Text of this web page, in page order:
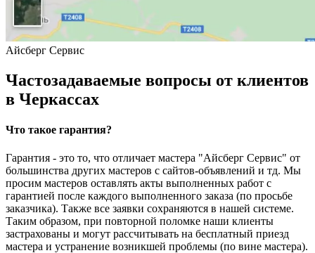
Айсберг Сервис
Частозадаваемые вопросы от клиентов
в Черкассах
Что такое гарантия?
Гарантия - это то, что отличает мастера "Айсберг Сервис" от
большинства других мастеров с сайтов-объявлений и тд. Мы
просим мастеров оставлять акты выполненных работ с
гарантией после каждого выполненного заказа (по просьбе
заказчика). Также все заявки сохраняются в нашей системе.
Таким образом, при повторной поломке наши клиенты
застрахованы и могут рассчитывать на бесплатный приезд
мастера и устранение возникшей проблемы (по вине мастера).